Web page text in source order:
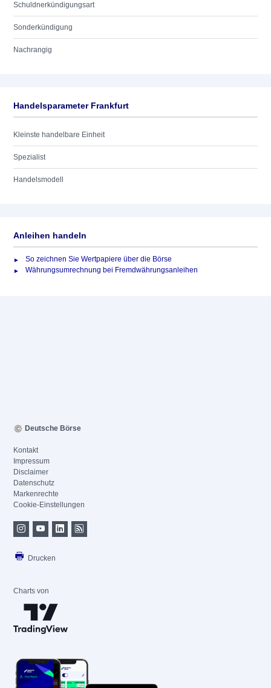
Schuldnerkündigungsart
Sonderkündigung
Nachrangig
Handelsparameter Frankfurt
Kleinste handelbare Einheit
Spezialist
Handelsmodell
Anleihen handeln
So zeichnen Sie Wertpapiere über die Börse
Währungsumrechnung bei Fremdwährungsanleihen
Deutsche Börse
Kontakt
Impressum
Disclaimer
Datenschutz
Markenrechte
Cookie-Einstellungen
Drucken
Charts von